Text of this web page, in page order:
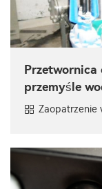
Przetwornica
przemyśle
Zaopatrzenie